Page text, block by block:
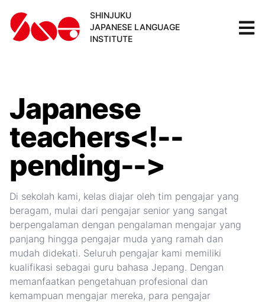
SHINJUKU
JAPANESE LANGUAGE
INSTITUTE
Japanese
teachers<!--
pending-->
Di sekolah kami, kelas diajar oleh tim pengajar yang
beragam, mulai dari pengajar senior yang sangat
berpengalaman dengan pengalaman mengajar yang
panjang hingga pengajar muda yang ramah dan
mudah didekati. Seluruh pengajar kami memiliki
kualifikasi sebagai guru bahasa Jepang. Dengan
memanfaatkan pengetahuan profesional dan
kemampuan mengajar mereka, para pengajar